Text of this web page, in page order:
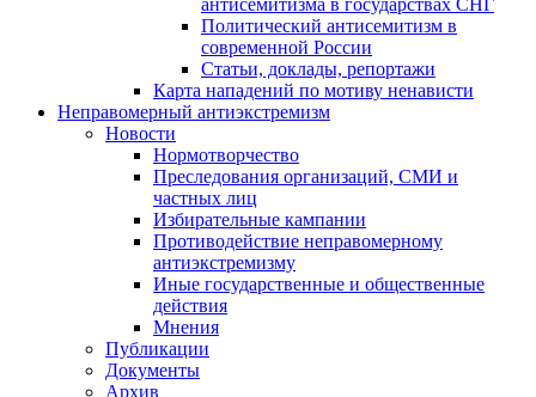
антисемитизма в государствах СНГ
Политический антисемитизм в
современной России
Статьи, доклады, репортажи
Карта нападений по мотиву ненависти
Неправомерный антиэкстремизм
Новости
Нормотворчество
Преследования организаций, СМИ и
частных лиц
Избирательные кампании
Противодействие неправомерному
антиэкстремизму
Иные государственные и общественные
действия
Мнения
Публикации
Документы
Архив